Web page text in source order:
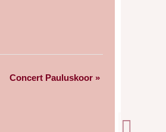
Concert Pauluskoor »